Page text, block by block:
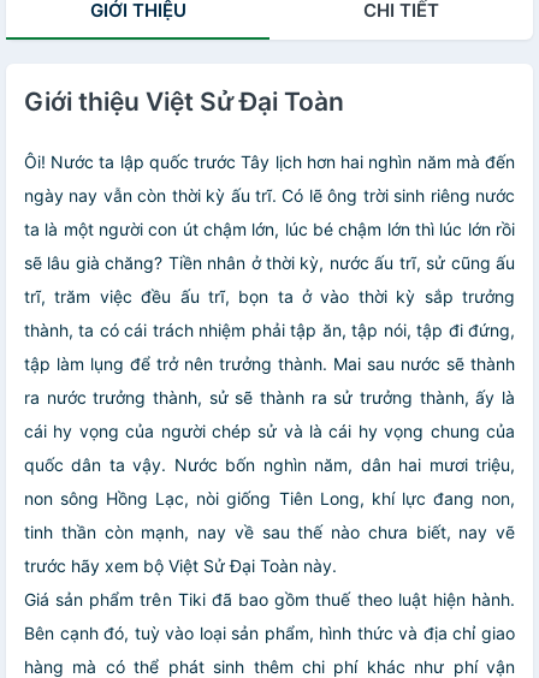
GIỚI THIỆU CHI TIẾT
Giới thiệu Việt Sử Đại Toàn
Ôi! Nước ta lập quốc trước Tây lịch hơn hai nghìn năm mà đến
ngày nay vẫn còn thời kỳ ấu trĩ. Có lẽ ông trời sinh riêng nước
ta là một người con út chậm lớn, lúc bé chậm lớn thì lúc lớn rồi
sẽ lâu già chăng? Tiền nhân ở thời kỳ, nước ấu trĩ, sử cũng ấu
trĩ, trăm việc đều ấu trĩ, bọn ta ở vào thời kỳ sắp trưởng
thành, ta có cái trách nhiệm phải tập ăn, tập nói, tập đi đứng,
tập làm lụng để trở nên trưởng thành. Mai sau nước sẽ thành
ra nước trưởng thành, sử sẽ thành ra sử trưởng thành, ấy là
cái hy vọng của người chép sử và là cái hy vọng chung của
quốc dân ta vậy. Nước bốn nghìn năm, dân hai mươi triệu,
non sông Hồng Lạc, nòi giống Tiên Long, khí lực đang non,
tinh thần còn mạnh, nay về sau thế nào chưa biết, nay vẽ
trước hãy xem bộ Việt Sử Đại Toàn này.
Giá sản phẩm trên Tiki đã bao gồm thuế theo luật hiện hành.
Bên cạnh đó, tuỳ vào loại sản phẩm, hình thức và địa chỉ giao
hàng mà có thể phát sinh thêm chi phí khác như phí vận